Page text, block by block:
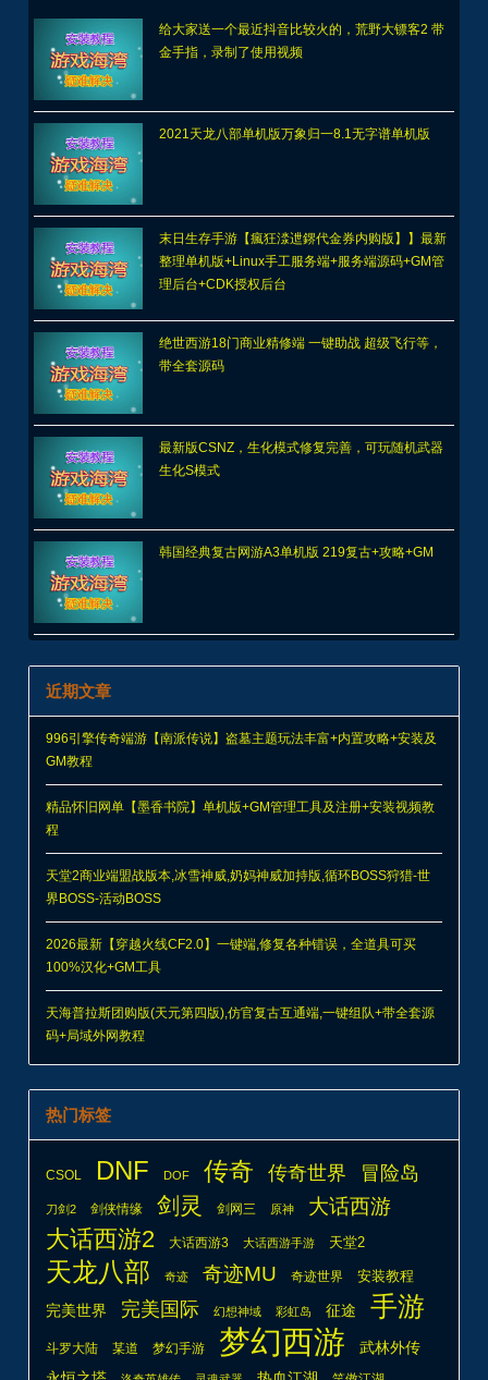
给大家送一个最近抖音比较火的，荒野大镖客2 带
金手指，录制了使用视频
2021天龙八部单机版万象归一8.1无字谱单机版
末日生存手游【瘋狂渁迣鎅代金券内购版】】最新
整理单机版+Linux手工服务端+服务端源码+GM管
理后台+CDK授权后台
绝世西游18门商业精修端 一键助战 超级飞行等，
带全套源码
最新版CSNZ，生化模式修复完善，可玩随机武器
生化S模式
韩国经典复古网游A3单机版 219复古+攻略+GM
近期文章
996引擎传奇端游【南派传说】盗墓主题玩法丰富+内置攻略+安装及
GM教程
精品怀旧网单【墨香书院】单机版+GM管理工具及注册+安装视频教
程
天堂2商业端盟战版本,冰雪神威,奶妈神威加持版,循环BOSS狩猎-世
界BOSS-活动BOSS
2026最新【穿越火线CF2.0】一键端,修复各种错误，全道具可买
100%汉化+GM工具
天海普拉斯团购版(天元第四版),仿官复古互通端,一键组队+带全套源
码+局域外网教程
热门标签
CSOL DNF DOF 传奇 传奇世界 冒险岛
刀剑2 剑侠情缘 剑灵 剑网三 原神 大话西游
大话西游2 大话西游3 大话西游手游 天堂2
天龙八部 奇迹 奇迹MU 奇迹世界 安装教程
完美世界 完美国际 幻想神域 彩虹岛 征途 手游
斗罗大陆 某道 梦幻手游 梦幻西游
武林外传